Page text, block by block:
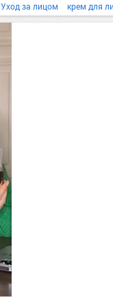
Уход за лицом крем для